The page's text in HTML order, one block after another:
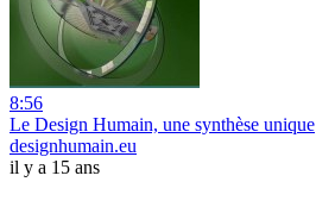
8:56
Le Design Humain, une synthèse unique
designhumain.eu
il y a 15 ans